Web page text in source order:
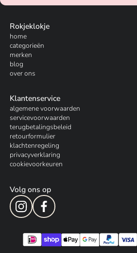
Rokjeklokje
home
categorieën
merken
blog
over ons
Klantenservice
algemene voorwaarden
servicevoorwaarden
terugbetalingsbeleid
retourformulier
klachtenregeling
privacyverklaring
cookievoorkeuren
Volg ons op